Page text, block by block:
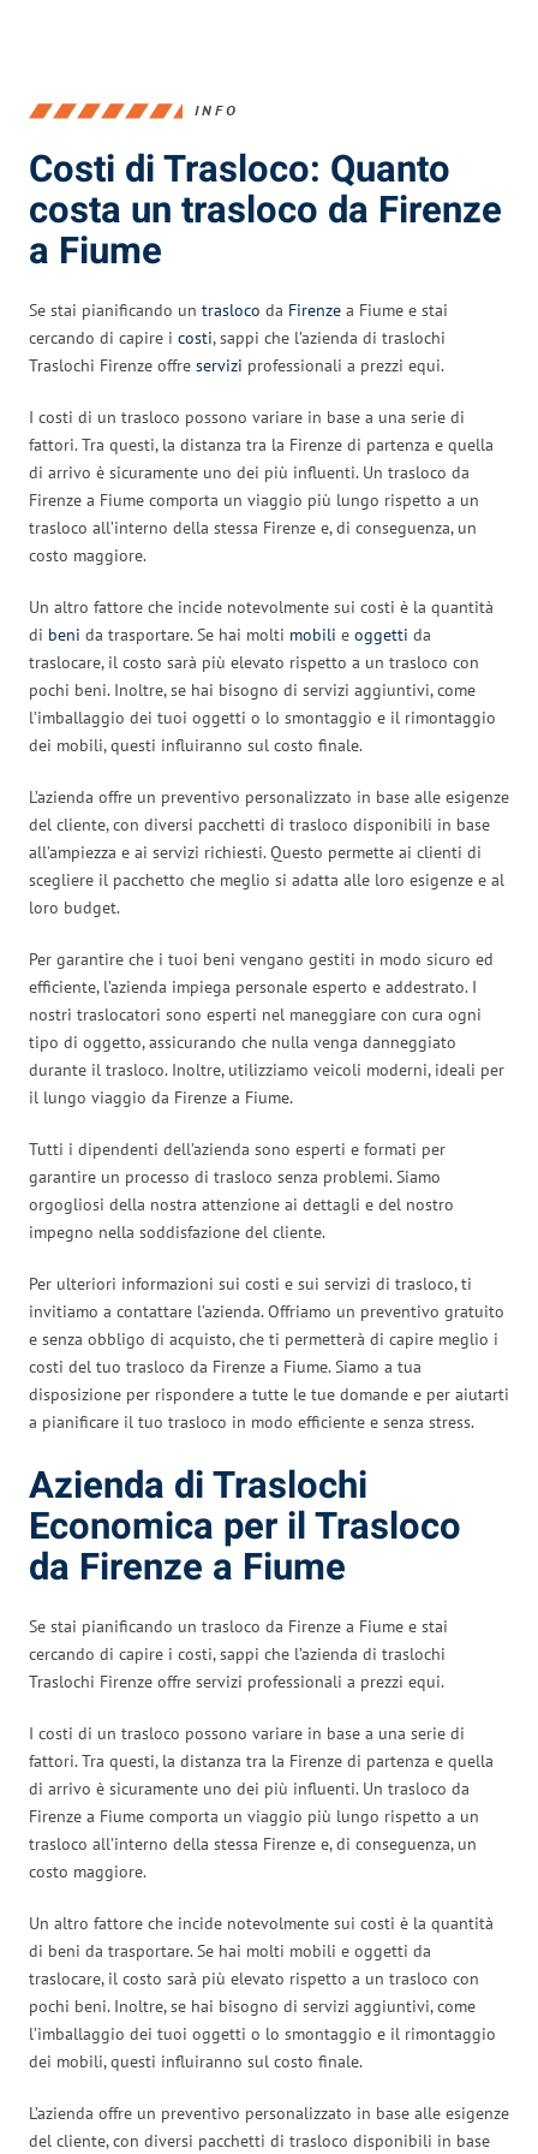
INFO
Costi di Trasloco: Quanto
costa un trasloco da Firenze
a Fiume
Se stai pianificando un trasloco da Firenze a Fiume e stai
cercando di capire i costi, sappi che l’azienda di traslochi
Traslochi Firenze offre servizi professionali a prezzi equi.
I costi di un trasloco possono variare in base a una serie di
fattori. Tra questi, la distanza tra la Firenze di partenza e quella
di arrivo è sicuramente uno dei più influenti. Un trasloco da
Firenze a Fiume comporta un viaggio più lungo rispetto a un
trasloco all’interno della stessa Firenze e, di conseguenza, un
costo maggiore.
Un altro fattore che incide notevolmente sui costi è la quantità
di beni da trasportare. Se hai molti mobili e oggetti da
traslocare, il costo sarà più elevato rispetto a un trasloco con
pochi beni. Inoltre, se hai bisogno di servizi aggiuntivi, come
l’imballaggio dei tuoi oggetti o lo smontaggio e il rimontaggio
dei mobili, questi influiranno sul costo finale.
L’azienda offre un preventivo personalizzato in base alle esigenze
del cliente, con diversi pacchetti di trasloco disponibili in base
all’ampiezza e ai servizi richiesti. Questo permette ai clienti di
scegliere il pacchetto che meglio si adatta alle loro esigenze e al
loro budget.
Per garantire che i tuoi beni vengano gestiti in modo sicuro ed
efficiente, l’azienda impiega personale esperto e addestrato. I
nostri traslocatori sono esperti nel maneggiare con cura ogni
tipo di oggetto, assicurando che nulla venga danneggiato
durante il trasloco. Inoltre, utilizziamo veicoli moderni, ideali per
il lungo viaggio da Firenze a Fiume.
Tutti i dipendenti dell’azienda sono esperti e formati per
garantire un processo di trasloco senza problemi. Siamo
orgogliosi della nostra attenzione ai dettagli e del nostro
impegno nella soddisfazione del cliente.
Per ulteriori informazioni sui costi e sui servizi di trasloco, ti
invitiamo a contattare l’azienda. Offriamo un preventivo gratuito
e senza obbligo di acquisto, che ti permetterà di capire meglio i
costi del tuo trasloco da Firenze a Fiume. Siamo a tua
disposizione per rispondere a tutte le tue domande e per aiutarti
a pianificare il tuo trasloco in modo efficiente e senza stress.
Azienda di Traslochi
Economica per il Trasloco
da Firenze a Fiume
Se stai pianificando un trasloco da Firenze a Fiume e stai
cercando di capire i costi, sappi che l’azienda di traslochi
Traslochi Firenze offre servizi professionali a prezzi equi.
I costi di un trasloco possono variare in base a una serie di
fattori. Tra questi, la distanza tra la Firenze di partenza e quella
di arrivo è sicuramente uno dei più influenti. Un trasloco da
Firenze a Fiume comporta un viaggio più lungo rispetto a un
trasloco all’interno della stessa Firenze e, di conseguenza, un
costo maggiore.
Un altro fattore che incide notevolmente sui costi è la quantità
di beni da trasportare. Se hai molti mobili e oggetti da
traslocare, il costo sarà più elevato rispetto a un trasloco con
pochi beni. Inoltre, se hai bisogno di servizi aggiuntivi, come
l’imballaggio dei tuoi oggetti o lo smontaggio e il rimontaggio
dei mobili, questi influiranno sul costo finale.
L’azienda offre un preventivo personalizzato in base alle esigenze
del cliente, con diversi pacchetti di trasloco disponibili in base